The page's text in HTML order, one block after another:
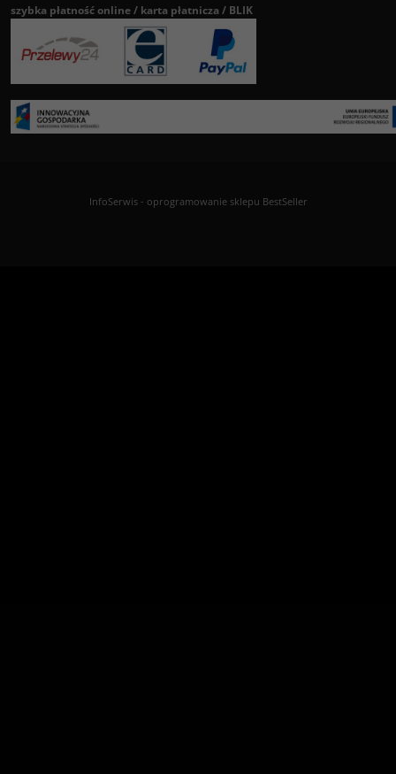
szybka płatność online / karta płatnicza / BLIK
InfoSerwis- oprogramowanie sklepu BestSeller